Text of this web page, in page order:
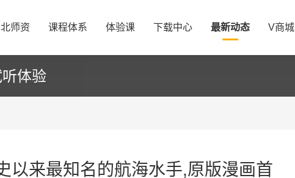
师资 课程体系 体验课 下载中心 最新动态 V商城
体验
以来最知名的航海水手,原版漫画首